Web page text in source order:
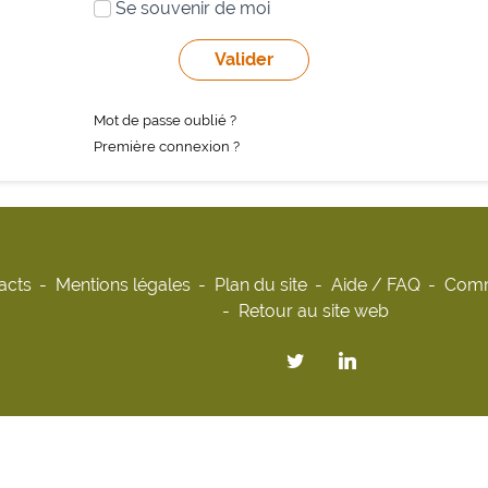
Se souvenir de moi
Mot de passe oublié ?
Première connexion ?
Mentions légales Plan du site Aide / FAQ
Retour au site web